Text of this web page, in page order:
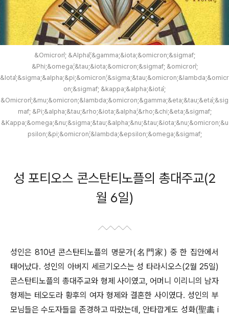
&Omicron;̔ &Alpha;̔́&gamma;&iota;&omicron;&sigmaf;
&Phi;&omega;́&tau;&iota;&omicron;&sigmaf; &omicron;̔
&Iota;̓&sigma;&alpha;&pi;&omicron;́&sigma;&tau;&omicron;&lambda;&omicr
on;&sigmaf; &kappa;&alpha;&iota;̀
&Omicron;̔&mu;&omicron;&lambda;&omicron;&gamma;&eta;&tau;&eta;̀&sig
maf; &Pi;&alpha;&tau;&rho;&iota;&alpha;́&rho;&chi;&eta;&sigmaf;
&Kappa;&omega;&nu;&sigma;&tau;&alpha;&nu;&tau;&iota;&nu;&omicron;&u
psilon;&pi;&omicron;́&lambda;&epsilon;&omega;&sigmaf;
성 포티오스 콘스탄티노플의 총대주교(2
월 6일)
성인은 810년 콘스탄티노플의 명문가(名門家) 중 한 집안에서
태어났다. 성인의 아버지 세르기오스는 성 타라시오스(2월 25일)
콘스탄티노플의 총대주교와 형제 사이였고, 어머니 이리니의 남자
형제는 테오도라 황후의 여자 형제와 결혼한 사이였다. 성인의 부
모님들은 수도자들을 존경하고 따랐는데, 안타깝게도 성화(聖畵 i